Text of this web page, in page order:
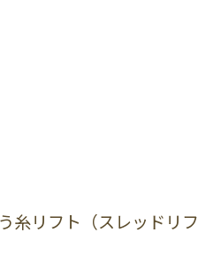
糸リフト（スレッドリフ